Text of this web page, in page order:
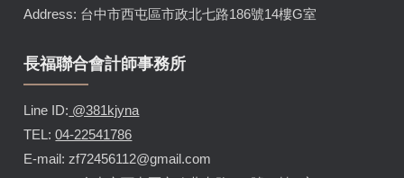
Address: 台中市西屯區市政北七路186號14樓G室
長福聯合會計師事務所
Line ID: @381kjyna
TEL:04-22541786
E-mail: zf72456112@gmail.com